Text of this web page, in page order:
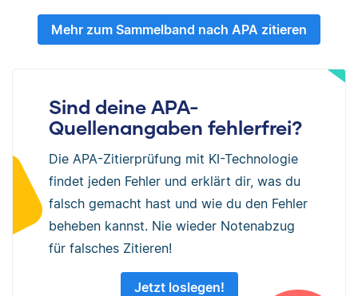
Mehr zum Sammelband nach APA zitieren
Sind deine APA-
Quellenangaben fehlerfrei?
Die APA-Zitierprüfung mit KI-Technologie
findet jeden Fehler und erklärt dir, was du
falsch gemacht hast und wie du den Fehler
beheben kannst. Nie wieder Notenabzug
für falsches Zitieren!
Jetzt loslegen!